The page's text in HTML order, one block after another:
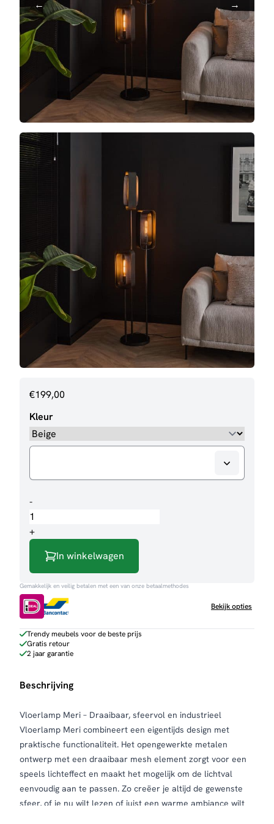
€199,00
Kleur
-Vloerlamp
Meri
aantal
+
In winkelwagen
Gemakkelijk en veilig betalen met een van onze betaalmethodes
Bekijk opties
Trendy meubels voor de beste prijs
Gratis retour
2 jaar garantie
Beschrijving
Vloerlamp Meri – Draaibaar, sfeervol en industrieel
Vloerlamp Meri combineert een eigentijds design met
praktische functionaliteit. Het opengewerkte metalen
ontwerp met een draaibaar mesh element zorgt voor een
speels lichteffect en maakt het mogelijk om de lichtval
eenvoudig aan te passen. Zo creëer je altijd de gewenste
sfeer, of je nu wilt lezen of juist een warme ambiance wilt